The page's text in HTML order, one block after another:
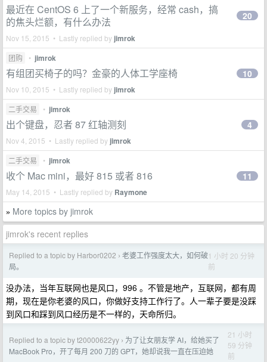
最近在 CentOS 6 上了一个新服务，经常 cash，搞
的焦头烂额，有什么办法
Nov 15, 2015 • Lastly replied by jimrok
20
团购 • jimrok
有组团买椅子的吗？金豪的人体工学座椅
Nov 10, 2015 • Lastly replied by jimrok
10
二手交易 • jimrok
出个键盘，忍者 87 红轴测刻
Nov 4, 2015 • Lastly replied by jimrok
4
二手交易 • jimrok
收个 Mac mini，最好 815 或者 816
May 14, 2015 • Lastly replied by Raymone
11
» More topics by jimrok
jimrok's recent replies
Replied to a topic by Harbor0202 › 老婆工作强度太大，如何破
局。
1 小时 20 分钟
前
没办法，当年互联网也是风口，996 。不管是地产，互联网，都有周
期，现在是你老婆的风口，你做好支持工作行了。人一辈子要是没踩
到风口和踩到风口经历是不一样的，天命所归。
Replied to a topic by t20000622yy › 为了让女朋友学 AI，给她买了
MacBook Pro，开了每月 200 刀的 GPT，她却说我一直在压迫她
21 小时
59 分钟
前